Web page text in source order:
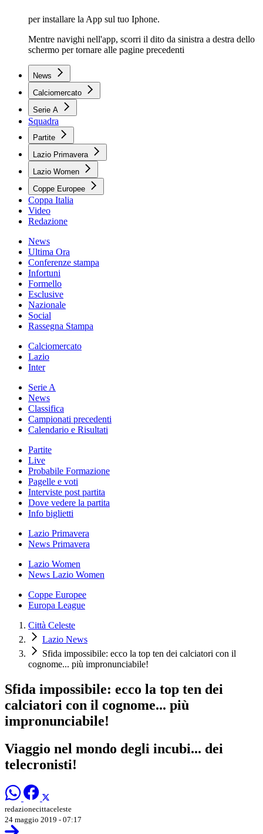
per installare la App sul tuo Iphone.
Mentre navighi nell'app, scorri il dito da sinistra a destra dello
schermo per tornare alle pagine precedenti
News
Calciomercato
Serie A
Squadra
Partite
Lazio Primavera
Lazio Women
Coppe Europee
Coppa Italia
Video
Redazione
News
Ultima Ora
Conferenze stampa
Infortuni
Formello
Esclusive
Nazionale
Social
Rassegna Stampa
Calciomercato
Lazio
Inter
Serie A
News
Classifica
Campionati precedenti
Calendario e Risultati
Partite
Live
Probabile Formazione
Pagelle e voti
Interviste post partita
Dove vedere la partita
Info biglietti
Lazio Primavera
News Primavera
Lazio Women
News Lazio Women
Coppe Europee
Europa League
Città Celeste
Lazio News
Sfida impossibile: ecco la top ten dei calciatori con il
cognome... più impronunciabile!
Sfida impossibile: ecco la top ten dei
calciatori con il cognome... più
impronunciabile!
Viaggio nel mondo degli incubi... dei
telecronisti!
redazionecittaceleste
24 maggio 2019 - 07:17